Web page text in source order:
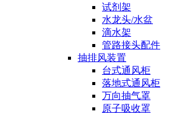
试剂架
水龙头/水盆
滴水架
管路接头配件
抽排风装置
台式通风柜
落地式通风柜
万向抽气罩
原子吸收罩